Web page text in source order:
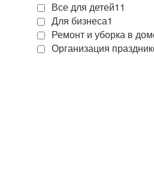
Все для детей11
Для бизнеса1
Ремонт и уборка в
Организация